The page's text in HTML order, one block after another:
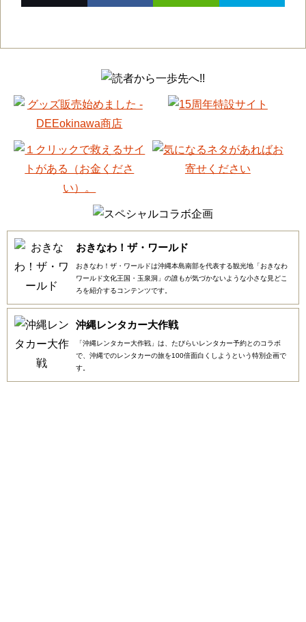
おきなわ！ザ・ワールド
おきなわ！ザ・ワールドは沖縄本島南部を代表する観光地「おきなわ
ワールド文化王国・玉泉洞」の誰もが気づかないような小さな見どこ
ろを紹介するコンテンツです。
沖縄レンタカー大作戦
「沖縄レンタカー大作戦」は、たびらいレンタカー予約とのコラボ
で、沖縄でのレンタカーの旅を100倍面白くしようという特別企画で
す。